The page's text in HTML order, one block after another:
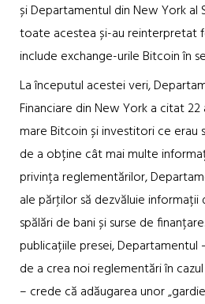
și Departamentul din New York al
toate acestea și-au reinterpretat
include exchange-urile Bitcoin în
La începutul acestei veri,
Financiare din New York a citat
mare Bitcoin și investitori ce erau
de a obține cât mai multe
privința reglementărilor,
ale părţilor să dezvăluie
spălări de bani și surse de
publicațiile presei,
de a crea noi reglementări în
– crede că adăugarea unor